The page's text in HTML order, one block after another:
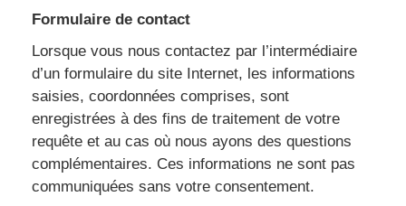
Formulaire de contact
Lorsque vous nous contactez par l’intermédiaire
d’un formulaire du site Internet, les informations
saisies, coordonnées comprises, sont
enregistrées à des fins de traitement de votre
requête et au cas où nous ayons des questions
complémentaires. Ces informations ne sont pas
communiquées sans votre consentement.